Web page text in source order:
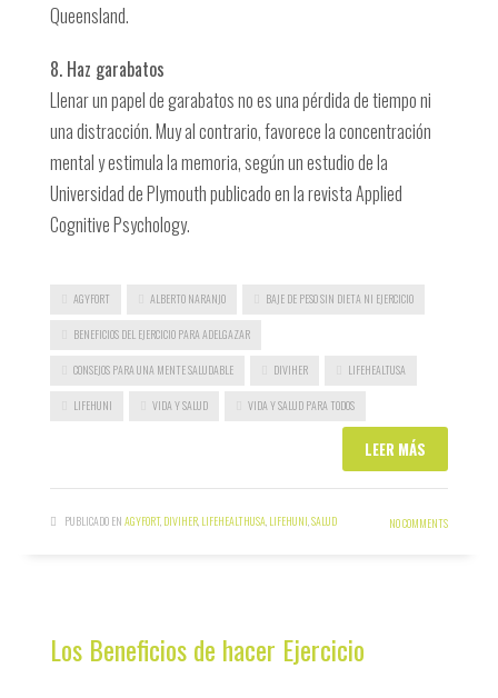
Queensland.
8. Haz garabatos
Llenar un papel de garabatos no es una pérdida de tiempo ni
una distracción. Muy al contrario, favorece la concentración
mental y estimula la memoria, según un estudio de la
Universidad de Plymouth publicado en la revista Applied
Cognitive Psychology.
AGYFORT ALBERTO NARANJO BAJE DE PESO SIN DIETA NI EJERCICIO
BENEFICIOS DEL EJERCICIO PARA ADELGAZAR
CONSEJOS PARA UNA MENTE SALUDABLE DIVIHER LIFEHEALTUSA
LIFEHUNI VIDA Y SALUD VIDA Y SALUD PARA TODOS
LEER MÁS
PUBLICADO EN AGYFORT, DIVIHER, LIFEHEALTHUSA, LIFEHUNI,SALUD NO COMMENTS
Los Beneficios de hacer Ejercicio